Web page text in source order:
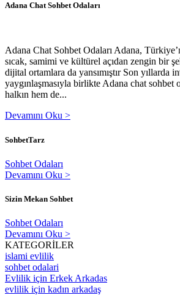
Adana Chat Sohbet Odaları
Adana Chat Sohbet Odaları Adana,
sıcak, samimi ve kültürel açıdan zengin bir
dijital ortamlara da yansımıştır Son yıllarda
yaygınlaşmasıyla birlikte Adana chat sohbet
halkın hem de...
Devamını Oku >
SohbetTarz
Sohbet Odaları
Devamını Oku >
Sizin Mekan Sohbet
Sohbet Odaları
Devamını Oku >
KATEGORİLER
islami evlilik
sohbet odalari
Evlilik için Erkek Arkadas
evlilik için kadın arkadaş